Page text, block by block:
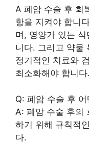
A 폐암 수술 후 회
항을 지켜야 합니
며, 영양가 있는
니다. 그리고 약물
정기적인 치료와
최소화해야 합니다.
Q: 폐암 수술 후
A: 폐암 수술 후의
하기 위해 규칙적
다.